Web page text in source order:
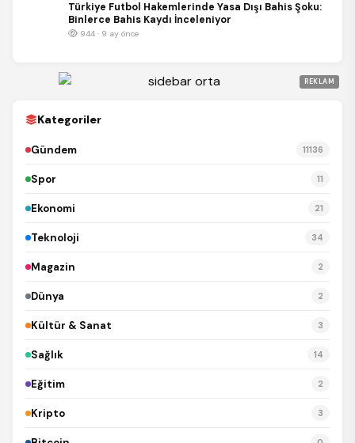
Türkiye Futbol Hakemlerinde Yasa Dışı Bahis Şoku:
Binlerce Bahis Kaydı İnceleniyor
944 · 9 ay önce
REKLAM
Kategoriler
Gündem 11136
Spor 11
Ekonomi 21
Teknoloji 34
Magazin 2
Dünya 2
Kültür & Sanat 3
Sağlık 14
Eğitim 2
Kripto 3